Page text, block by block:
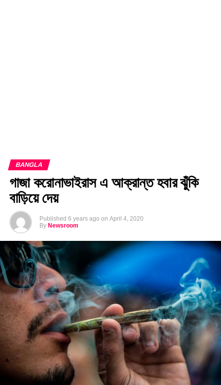
BANGLA
গাজা করোনাভাইরাস এ আক্রান্ত হবার ঝুঁকি
বাড়িয়ে দেয়
Published 6 years ago on April 4, 2020
By Newsroom